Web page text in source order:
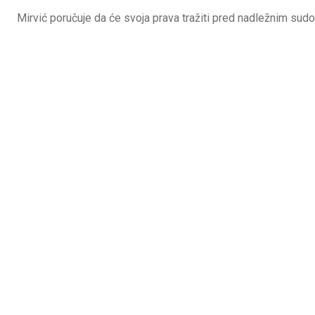
Mirvić poručuje da će svoja prava tražiti pred nadležnim